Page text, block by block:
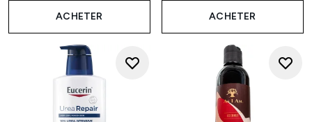
ACHETER ACHETER